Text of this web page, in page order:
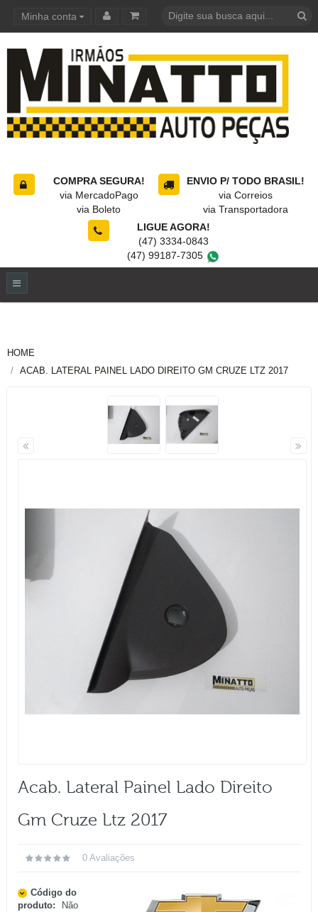
Minha conta
COMPRA SEGURA!
via MercadoPago
via Boleto
ENVIO P/ TODO BRASIL!
via Correios
via Transportadora
LIGUE AGORA!
(47) 3334-0843
(47) 99187-7305
HOME
ACAB. LATERAL PAINEL LADO DIREITO GM CRUZE LTZ 2017
Acab. Lateral Painel Lado Direito
Gm Cruze Ltz 2017
0 Avaliações
Código do
produto:
Não